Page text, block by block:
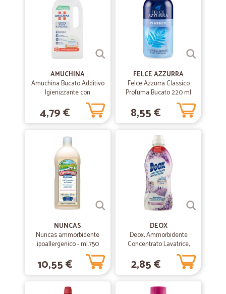
molto soddisfatto
AMUCHINA
Amuchina Bucato Additivo
Igienizzante con
Ammorbidente 1000 ml.
4,79 €
FELCE AZZURRA
Felce Azzurra Classico
Profuma Bucato 220 ml
8,55 €
NUNCAS
Nuncas ammorbidente
ipoallergenico - ml.750
10,55 €
DEOX
Deox, Ammorbidente
Concentrato Lavatrice,
Campo di Lavanda, 33
Lavaggi, 660 ml
2,85 €